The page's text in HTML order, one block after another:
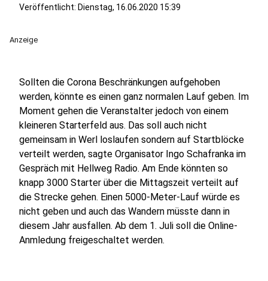
Veröffentlicht: Dienstag, 16.06.2020 15:39
Anzeige
Sollten die Corona Beschränkungen aufgehoben
werden, könnte es einen ganz normalen Lauf geben. Im
Moment gehen die Veranstalter jedoch von einem
kleineren Starterfeld aus. Das soll auch nicht
gemeinsam in Werl loslaufen sondern auf Startblöcke
verteilt werden, sagte Organisator Ingo Schafranka im
Gespräch mit Hellweg Radio. Am Ende könnten so
knapp 3000 Starter über die Mittagszeit verteilt auf
die Strecke gehen. Einen 5000-Meter-Lauf würde es
nicht geben und auch das Wandern müsste dann in
diesem Jahr ausfallen. Ab dem 1. Juli soll die Online-
Anmledung freigeschaltet werden.